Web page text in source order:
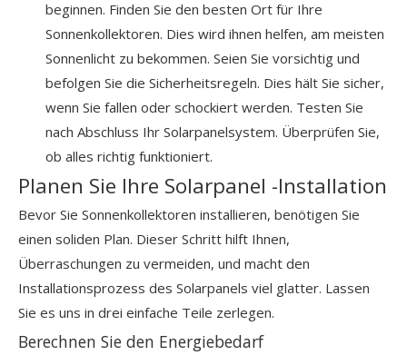
beginnen. Finden Sie den besten Ort für Ihre
Sonnenkollektoren. Dies wird ihnen helfen, am meisten
Sonnenlicht zu bekommen. Seien Sie vorsichtig und
befolgen Sie die Sicherheitsregeln. Dies hält Sie sicher,
wenn Sie fallen oder schockiert werden. Testen Sie
nach Abschluss Ihr Solarpanelsystem. Überprüfen Sie,
ob alles richtig funktioniert.
Planen Sie Ihre Solarpanel -Installation
Bevor Sie Sonnenkollektoren installieren, benötigen Sie
einen soliden Plan. Dieser Schritt hilft Ihnen,
Überraschungen zu vermeiden, und macht den
Installationsprozess des Solarpanels viel glatter. Lassen
Sie es uns in drei einfache Teile zerlegen.
Berechnen Sie den Energiebedarf